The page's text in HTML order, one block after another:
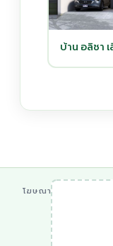
บ้าน อลิชา
โฆษณา